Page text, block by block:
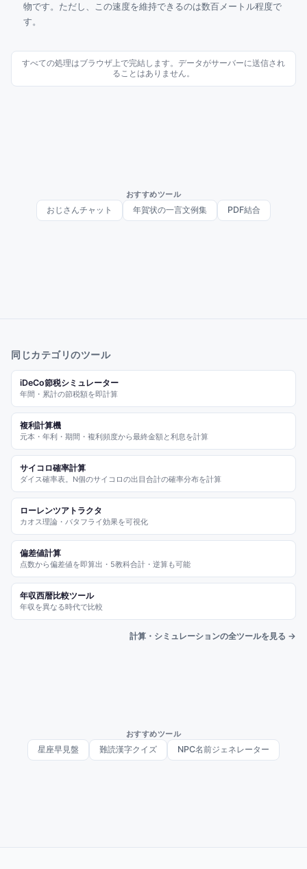
物です。ただし、この速度を維持できるのは数百メートル程度で
す。
すべての処理はブラウザ上で完結します。データがサーバーに送信され
ることはありません。
おすすめツール
おじさんチャット 年賀状の一言文例集 PDF結合
同じカテゴリのツール
iDeCo節税シミュレーター
年間・累計の節税額を即計算
複利計算機
元本・年利・期間・複利頻度から最終金額と利息を計算
サイコロ確率計算
ダイス確率表。N個のサイコロの出目合計の確率分布を計算
ローレンツアトラクタ
カオス理論・バタフライ効果を可視化
偏差値計算
点数から偏差値を即算出・5教科合計・逆算も可能
年収西暦比較ツール
年収を異なる時代で比較
計算・シミュレーションの全ツールを見る →
おすすめツール
星座早見盤 難読漢字クイズ NPC名前ジェネレーター